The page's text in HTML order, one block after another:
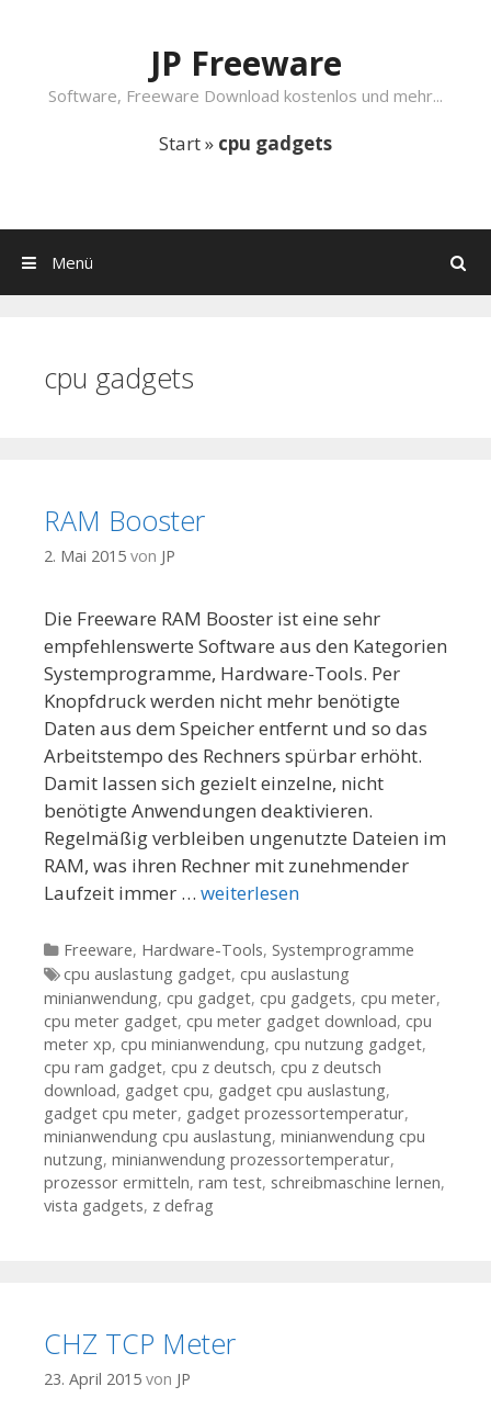
JP Freeware
Software, Freeware Download kostenlos und mehr...
Start» cpu gadgets
Suchen
Menü
cpu gadgets
RAM Booster
2. Mai 2015 von JP
Die Freeware RAM Booster ist eine sehr
empfehlenswerte Software aus den Kategorien
Systemprogramme, Hardware-Tools. Per
Knopfdruck werden nicht mehr benötigte
Daten aus dem Speicher entfernt und so das
Arbeitstempo des Rechners spürbar erhöht.
Damit lassen sich gezielt einzelne, nicht
benötigte Anwendungen deaktivieren.
Regelmäßig verbleiben ungenutzte Dateien im
RAM, was ihren Rechner mit zunehmender
Laufzeit immer … weiterlesen
Kategorien
Freeware, Hardware-Tools, Systemprogramme
Tags
cpu auslastung gadget, cpu auslastung
minianwendung, cpu gadget, cpu gadgets, cpu meter,
cpu meter gadget, cpu meter gadget download, cpu
meter xp, cpu minianwendung, cpu nutzung gadget,
cpu ram gadget, cpu z deutsch, cpu z deutsch
download, gadget cpu, gadget cpu auslastung,
gadget cpu meter, gadget prozessortemperatur,
minianwendung cpu auslastung, minianwendung cpu
nutzung, minianwendung prozessortemperatur,
prozessor ermitteln, ram test, schreibmaschine lernen,
vista gadgets, z defrag
CHZ TCP Meter
23. April 2015 von JP